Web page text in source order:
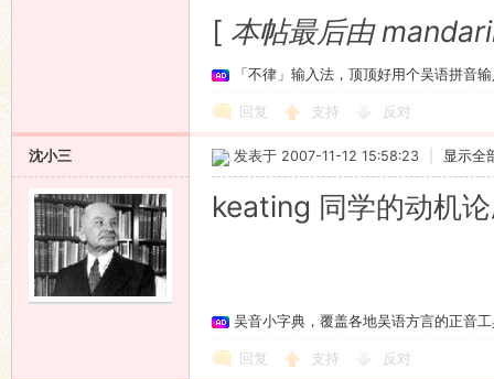
[ 本帖最后由
「不律」输入法，顶顶好用个吴语拼音
回复 支持 反对
沈小三 发表于 2007-11-12 15:58:23 显示全
keating 同学的动机
吴音小字典，覆盖各地吴语方言的正音
回复 支持 反对